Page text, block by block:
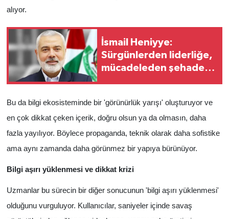
alıyor.
İsmail Heniyye:
Sürgünlerden liderliğe,
mücadeleden şehadete
Bu da bilgi ekosisteminde bir 'görünürlük yarışı' oluşturuyor ve
en çok dikkat çeken içerik, doğru olsun ya da olmasın, daha
fazla yayılıyor. Böylece propaganda, teknik olarak daha sofistike
ama aynı zamanda daha görünmez bir yapıya bürünüyor.
Bilgi aşırı yüklenmesi ve dikkat krizi
Uzmanlar bu sürecin bir diğer sonucunun 'bilgi aşırı yüklenmesi'
olduğunu vurguluyor. Kullanıcılar, saniyeler içinde savaş